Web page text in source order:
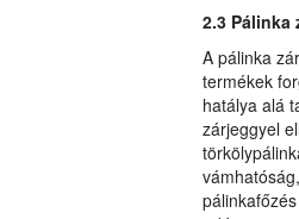
2.3 Pálinka
A pálinka
termékek
hatálya alá
zárjeggyel